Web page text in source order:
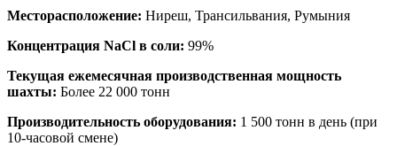
Месторасположение: Ниреш, Трансильвания, Румыния
Концентрация NaCl в соли: 99%
Текущая ежемесячная производственная мощность
шахты: Более 22 000 тонн
Производительность оборудования: 1 500 тонн в день (при
10-часовой смене)